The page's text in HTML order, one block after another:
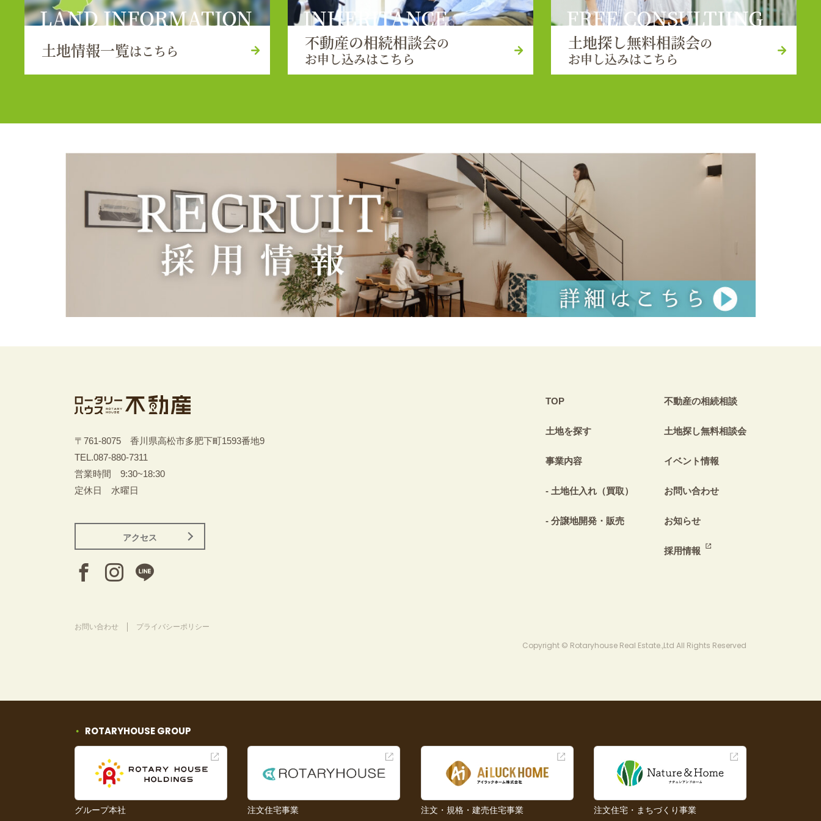
LAND INFORMATION
土地情報一覧はこちら
INHERITANCE
不動産の相続相談会の
お申し込みはこちら
FREE CONSULTIING
土地探し無料相談会の
お申し込みはこちら
TOP
土地を探す
事業内容
土地仕入れ（買取）
分譲地開発・販売
不動産の相続相談
土地探し無料相談会
イベント情報
お問い合わせ
お知らせ
採用情報
〒761-8075 香川県高松市多肥下町1593番地9
TEL.087-880-7311
営業時間 9:30~18:30
定休日 水曜日
アクセス
お問い合わせ プライバシーポリシー
Copyright © Rotaryhouse Real Estate.,Ltd All Rights Reserved
ROTARYHOUSE GROUP
グループ本社 注文住宅事業 注文・規格・建売住宅事業 注文住宅・まちづくり事業